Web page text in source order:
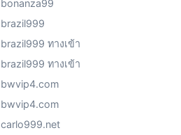
bonanza99
brazil999
brazil999 ทางเข้า
brazil999 ทางเข้า
bwvip4.com
bwvip4.com
carlo999.net